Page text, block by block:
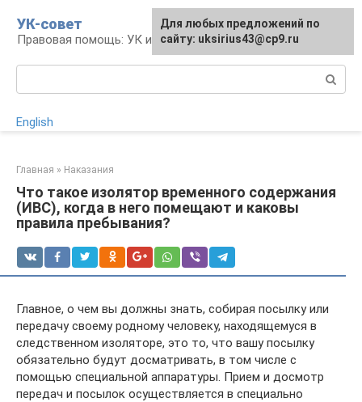
контенту
УК-совет
Правовая помощь: УК и УПК
English
Главная » Наказания
Что такое изолятор временного содержания
(ИВС), когда в него помещают и каковы
правила пребывания?
Главное, о чем вы должны знать, собирая посылку или
передачу своему родному человеку, находящемуся в
следственном изоляторе, это то, что вашу посылку
обязательно будут досматривать, в том числе с
помощью специальной аппаратуры. Прием и досмотр
передач и посылок осуществляется в специально
Для любых предложений по
сайту: uksirius43@cp9.ru